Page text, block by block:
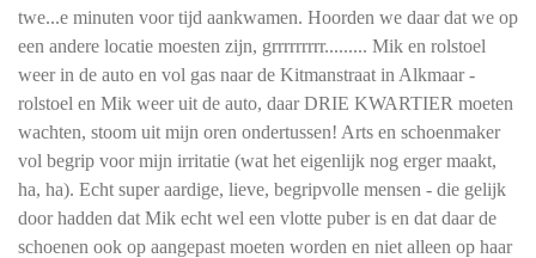
twe...e minuten voor tijd aankwamen. Hoorden we daar dat we op
een andere locatie moesten zijn, grrrrrrrrr......... Mik en rolstoel
weer in de auto en vol gas naar de Kitmanstraat in Alkmaar -
rolstoel en Mik weer uit de auto, daar DRIE KWARTIER moeten
wachten, stoom uit mijn oren ondertussen! Arts en schoenmaker
vol begrip voor mijn irritatie (wat het eigenlijk nog erger maakt,
ha, ha). Echt super aardige, lieve, begripvolle mensen - die gelijk
door hadden dat Mik echt wel een vlotte puber is en dat daar de
schoenen ook op aangepast moeten worden en niet alleen op haar